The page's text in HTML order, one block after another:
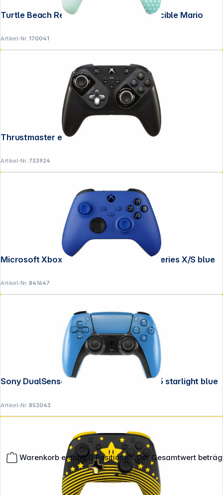
Warenkorb enthält 0 Positionen. Der Gesamtwert
Turtle Beach Rematch Wireless NS Invincible Mario
Artikel-Nr.:170041
Thrustmaster eSwap S Pro Controller
Artikel-Nr.:733924
Microsoft Xbox Wirel. Controller Xbox Series X/S blue
Artikel-Nr.:841647
Sony DualSense Wireless Controller PS5 starlight blue
Artikel-Nr.:853043